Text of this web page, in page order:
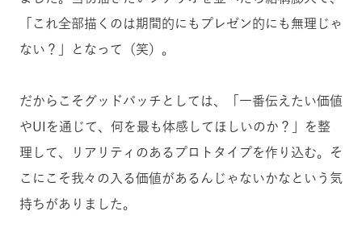
「これ全部描くのは期間的にもプレゼン的にも無理じゃ
ない？」となって（笑）。
だからこそグッドパッチとしては、「一番伝えたい価値
やUIを通じて、何を最も体感してほしいのか？」を整
理して、リアリティのあるプロトタイプを作り込む。そ
こにこそ我々の入る価値があるんじゃないかなという気
持ちがありました。